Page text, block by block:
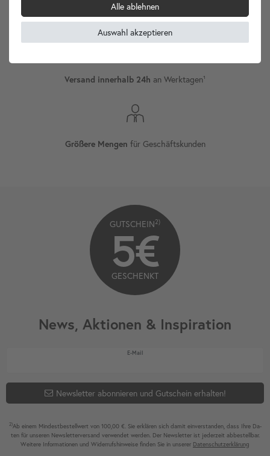
InternationalerVersand
Versand innerhalb 24h an Werktagen¹
Größere Mengen für Geschäftskunden
News, Aktionen & Inspiration
E-MailNewsletter Honig
Newsletter abonnieren und Gutschein erhalten!
2)Ab einem Mindest­bestell­wert von 100,00 €. Sie erklären sich damit ein­ver­standen, dass Ihre Da­
ten für unseren News­letter­versand ver­wen­det werden. Der News­letter ist jeder­zeit ab­bestel­lbar.
Weitere Infor­mationen und Wider­rufshin­weise finden Sie in unserer Daten­schutz­erklärung
GUTSCHEIN2)
5€
GESCHENKT
Alle ablehnen
Auswahl akzeptieren